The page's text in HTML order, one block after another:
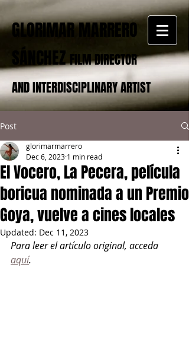
GLORIMAR MARRERO
SÁNCHEZ FILM DIRECTOR
AND INTERDISCIPLINARY ARTIST
Post
El Vocero, La Pecera, película
boricua nominada a un Premio
Goya, vuelve a cines locales
glorimarmarrero
Dec 6, 2023 1 min read
Updated: Dec 11, 2023
Para leer el artículo original, acceda
aquí.